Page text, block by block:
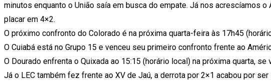
minutos enquanto o União saía em busca do empate. Já nos acrescíamos
placar em 4×2.
O próximo confronto do Colorado é na próxima quarta-feira às 17h45
O Cuiabá está no Grupo 15 e venceu seu primeiro confronto frente ao
O Dourado enfrenta o Quixada ao 15:15 (horário local) na próxima quarta,
Já o LEC também fez frente ao XV de Jaú, a derrota por 2×1 acabou por